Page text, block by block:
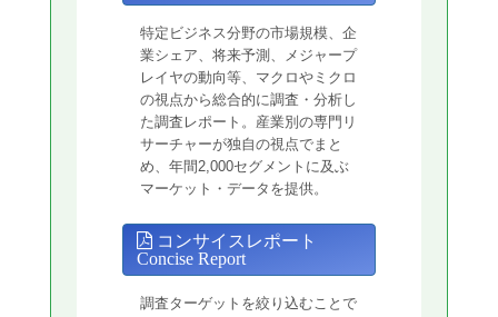
特定ビジネス分野の市場規模、企
業シェア、将来予測、メジャープ
レイヤの動向等、マクロやミクロ
の視点から総合的に調査・分析し
た調査レポート。産業別の専門リ
サーチャーが独自の視点でまと
め、年間2,000セグメントに及ぶ
マーケット・データを提供。
コンサイスレポート
Concise Report
調査ターゲットを絞り込むことで